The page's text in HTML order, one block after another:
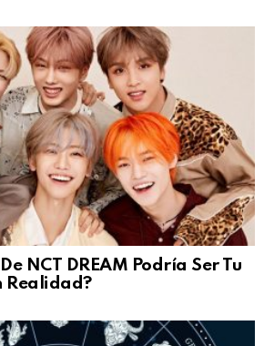
NCT DREAM Podría Ser Tu
Realidad?